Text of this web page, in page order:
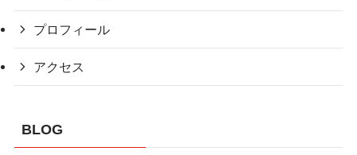
プロフィール
アクセス
BLOG